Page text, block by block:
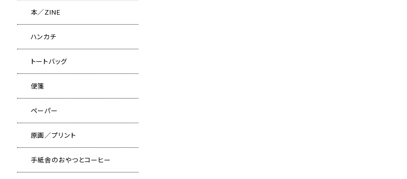
本／ZINE
ハンカチ
トートバッグ
便箋
ペーパー
原画／プリント
手紙舎のおやつとコーヒー